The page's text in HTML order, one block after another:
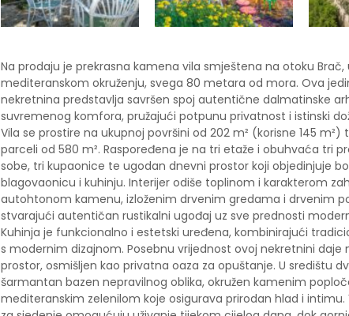
Na prodaju je prekrasna kamena vila smještena na otoku
mediteranskom okruženju, svega 80 metara od mora. Ova
nekretnina predstavlja savršen spoj autentične dalmatinske
suvremenog komfora, pružajući potpunu privatnost i istinski
Vila se prostire na ukupnoj površini od 202 m² (korisne 145 m²)
parceli od 580 m². Raspoređena je na tri etaže i obuhvaća tri
sobe, tri kupaonice te ugodan dnevni prostor koji objedinjuje
blagovaonicu i kuhinju. Interijer odiše toplinom i karakterom
autohtonom kamenu, izloženim drvenim gredama i drvenim
stvarajući autentičan rustikalni ugođaj uz sve prednosti
Kuhinja je funkcionalno i estetski uređena, kombinirajući
s modernim dizajnom. Posebnu vrijednost ovoj nekretnini daje
prostor, osmišljen kao privatna oaza za opuštanje. U središtu
šarmantan bazen nepravilnog oblika, okružen kamenim
mediteranskim zelenilom koje osigurava prirodan hlad i intimu.